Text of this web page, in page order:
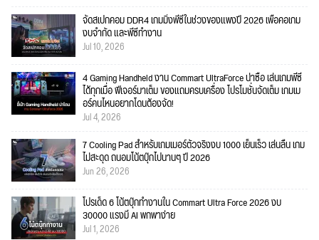
จัดสเปกคอม DDR4 เกมมิ่งพีซีในช่วงของแพงปี 2026 เพื่อคอเกม
งบจำกัด และพีซีทำงาน
Jul 10, 2026
4 Gaming Handheld งาน Commart UltraForce น่าซื้อ เล่นเกมพีซี
ได้ทุกเมื่อ ฟีเจอร์มาเต็ม ของแถมครบเครื่อง โปรโมชั่นจัดเต็ม เกมเม
อร์คนไหนอยากโดนต้องจัด!
Jul 4, 2026
7 Cooling Pad สำหรับเกมเมอร์ตัวจริงงบ 1000 เย็นเร็ว เล่นลื่น เกม
ไม่สะดุด ถนอมโน้ตบุ๊กไปนานๆ ปี 2026
Jun 26, 2026
โปรเด็ด 6 โน้ตบุ๊กทำงานใน Commart Ultra Force 2026 งบ
30000 แรงมี AI พกพาง่าย
Jul 1, 2026